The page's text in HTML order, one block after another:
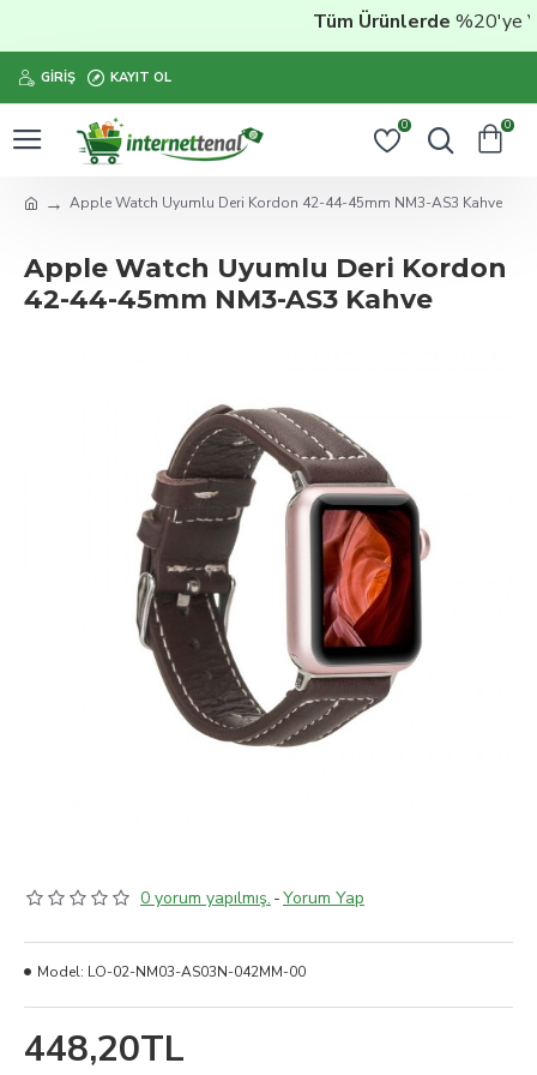
Tüm Ürünlerde%20'ye
GIRIŞ KAYIT OL
0 0
Apple Watch Uyumlu Deri Kordon 42-44-45mm NM3-AS3 Kahve
Apple Watch Uyumlu Deri Kordon
42-44-45mm NM3-AS3 Kahve
0 yorum yapılmış. -Yorum Yap
448,20TL
Model: LO-02-NM03-AS03N-042MM-00